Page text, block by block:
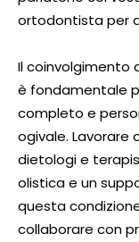
ortodontista per
Il coinvolgimento
è fondamentale
completo e
ogivale. Lavorare
dietologi e
olistica e un
questa
collaborare con